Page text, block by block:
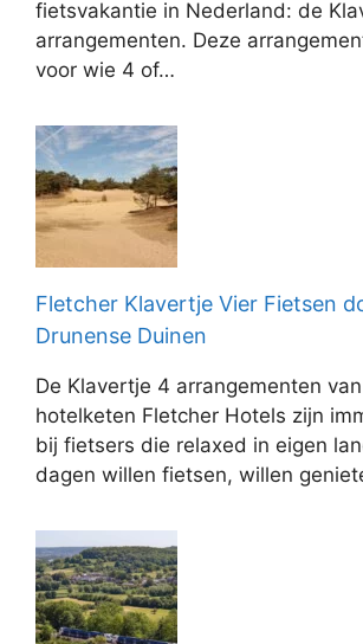
fietsvakantie in Nederland: de
arrangementen. Deze
voor wie 4 of…
Fletcher Klavertje Vier Fietsen
Drunense Duinen
De Klavertje 4 arrangementen
hotelketen Fletcher Hotels zijn
bij fietsers die relaxed in eigen
dagen willen fietsen, willen